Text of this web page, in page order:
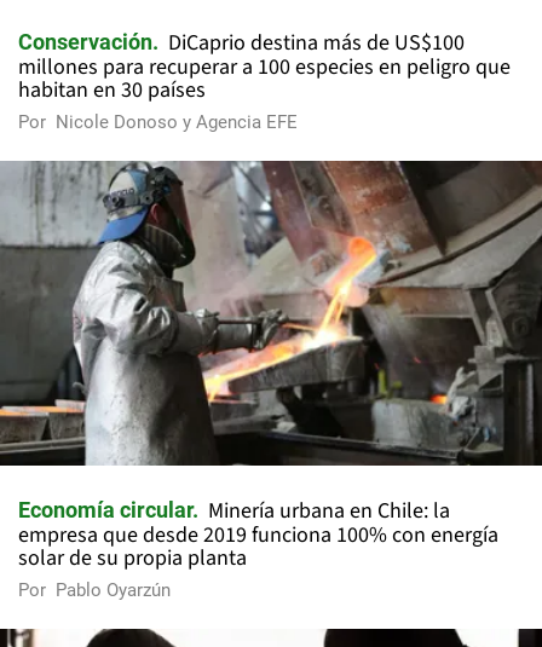
Conservación
DiCaprio destina más de US$100
millones para recuperar a 100 especies en peligro que
habitan en 30 países
Por Nicole Donoso y Agencia EFE
Economía circular
Minería urbana en Chile: la
empresa que desde 2019 funciona 100% con energía
solar de su propia planta
Por Pablo Oyarzún